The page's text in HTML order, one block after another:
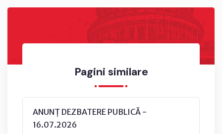
Pagini similare
ANUNȚ DEZBATERE PUBLICĂ -
16.07.2026